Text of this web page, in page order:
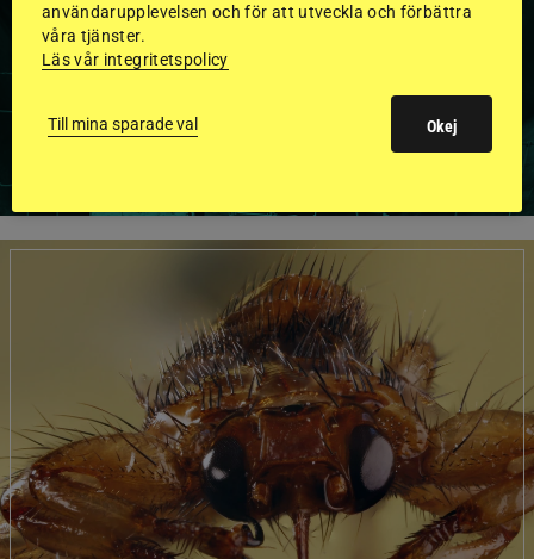
BILDER OCH FAKTA
VISA ALLA HINGSTAR
användarupplevelsen och för att utveckla och förbättra
våra tjänster.
Läs vår integritetspolicy
Till mina sparade val Okej